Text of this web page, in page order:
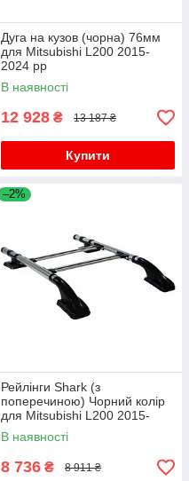
Дуга на кузов (чорна) 76мм
для Mitsubishi L200 2015-
2024 рр
В наявності
12 928 ₴ 13 187 ₴
Купити
–2%
Рейлінги Shark (з
поперечиною) Чорний колір
для Mitsubishi L200 2015-
2024 рр
В наявності
8 736 ₴ 8 911 ₴